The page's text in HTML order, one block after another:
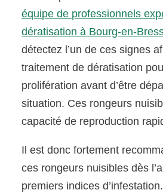
équipe de professionnels
dératisation à Bourg-en-
détectez l’un de ces signes
traitement de dératisation
prolifération avant d’être
situation. Ces rongeurs
capacité de reproduction
Il est donc fortement
ces rongeurs nuisibles dès
premiers indices d’infestation.